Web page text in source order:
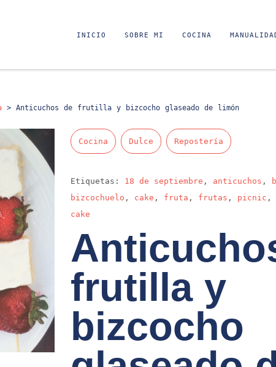
INICIO SOBRE MI COCINA
> Anticuchos de frutilla y bizcocho glaseado de limón
Cocina Dulce Repostería
Etiquetas: 18 de septiembre , anticuchos ,
bizcochuelo , cake , fruta , frutas , picnic ,
cake
frutilla y
bizcocho